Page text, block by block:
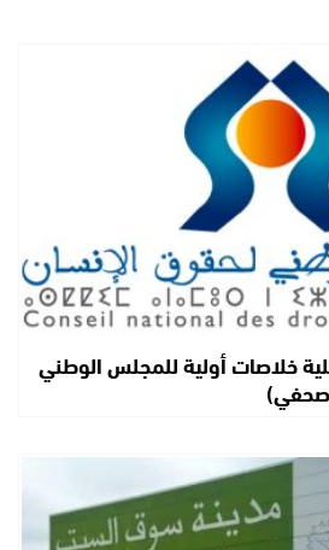
خلاصات أولية للمجلس الوطني
صحفي)